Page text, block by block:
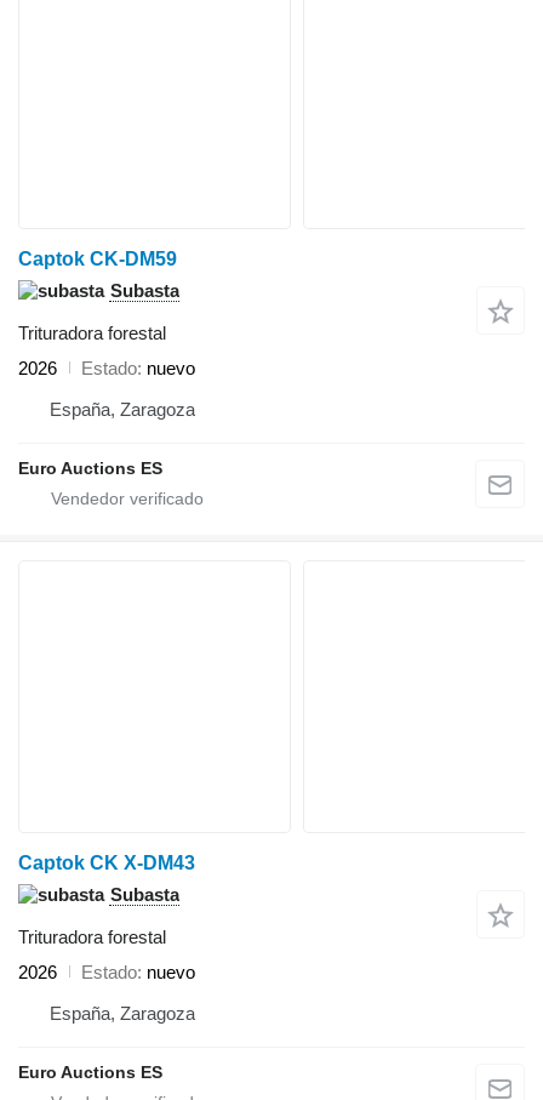
Captok CK-DM59
Subasta
Trituradora forestal
2026
Estado nuevo
España, Zaragoza
Euro Auctions ES
Captok CK X-DM43
Subasta
Trituradora forestal
2026
Estado nuevo
España, Zaragoza
Euro Auctions ES